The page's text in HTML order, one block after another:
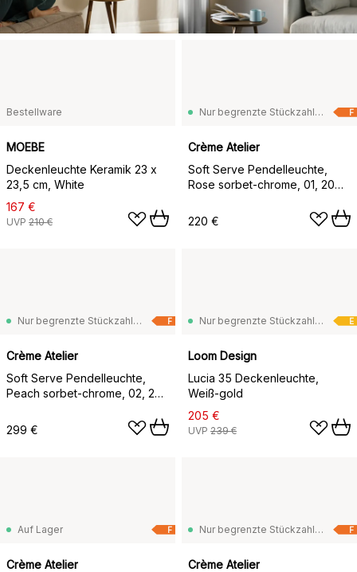
Bestellware
MOEBE
Deckenleuchte Keramik 23 x
23,5 cm, White
167 €
UVP 210 €
F
Nur begrenzte Stückzahl vorrätig
Crème Atelier
Soft Serve Pendelleuchte,
Rose sorbet-chrome, 01, 20
220 €
F
Nur begrenzte Stückzahl vorrätig
Crème Atelier
Soft Serve Pendelleuchte,
Peach sorbet-chrome, 02, 25
299 €
E
Nur begrenzte Stückzahl vorrätig
Loom Design
Lucia 35 Deckenleuchte,
Weiß-gold
205 €
UVP 239 €
F
Auf Lager
Crème Atelier
F
Nur begrenzte Stückzahl vorrätig
Crème Atelier